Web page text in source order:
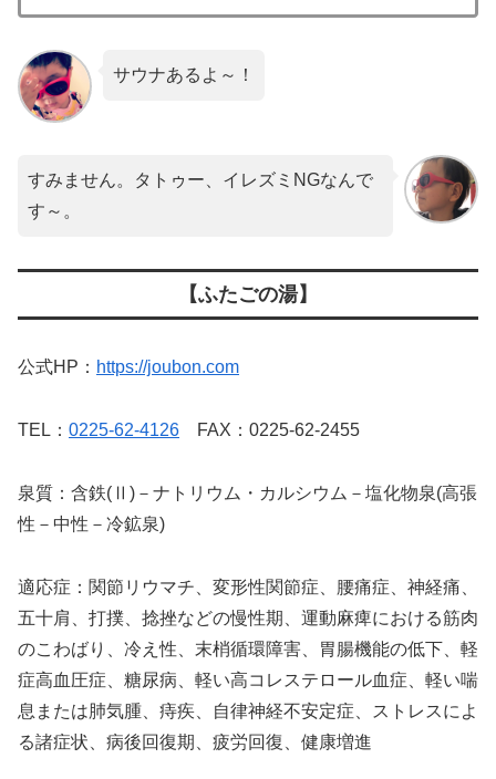
サウナあるよ～！
すみません。タトゥー、イレズミNGなんで
す～。
【ふたごの湯】
公式HP： https://joubon.com
TEL： 0225-62-4126 FAX：0225-62-2455
泉質：含鉄(Ⅱ)－ナトリウム・カルシウム－塩化物泉(高張
性－中性－冷鉱泉)
適応症：関節リウマチ、変形性関節症、腰痛症、神経痛、
五十肩、打撲、捻挫などの慢性期、運動麻痺における筋肉
のこわばり、冷え性、末梢循環障害、胃腸機能の低下、軽
症高血圧症、糖尿病、軽い高コレステロール血症、軽い喘
息または肺気腫、痔疾、自律神経不安定症、ストレスによ
る諸症状、病後回復期、疲労回復、健康増進